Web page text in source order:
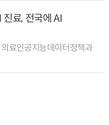
료, 전국에 AI
료인공지능데이터정책과